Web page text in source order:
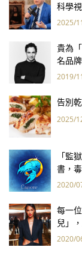
科學
2025/
貴為
名品
2019/
告別
2025/
「監
書，
2020/
每一
兒」
2020/